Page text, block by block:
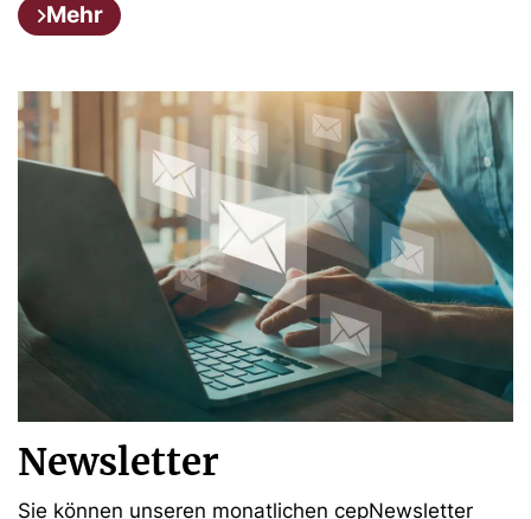
Mehr
Newsletter
Sie können unseren monatlichen cepNewsletter